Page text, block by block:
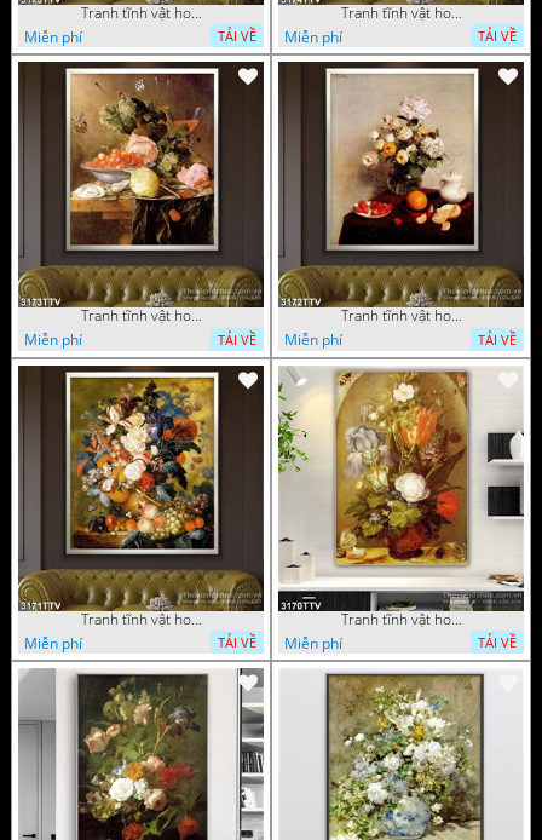
Tranh tĩnh vật hoa quả sơn dầu trang trí đẹp
Miễn phí
TẢI VỀ
Tranh tĩnh vật hoa quả sơn dầu nghệ thuật
Miễn phí
TẢI VỀ
Tranh tĩnh vật hoa quả sơn dầu độc đáo đẹp
Miễn phí
TẢI VỀ
Tranh tĩnh vật hoa quả sơn dầu trang trí phòng ngủ
Miễn phí
TẢI VỀ
Tranh tĩnh vật hoa quả sơn dầu đẹp
Miễn phí
TẢI VỀ
Tranh tĩnh vật hoa quả sơn dầu độc đáo
Miễn phí
TẢI VỀ